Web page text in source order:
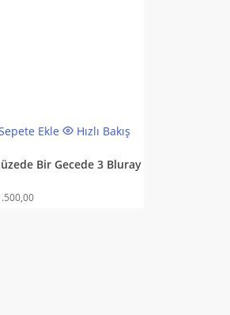
Ekle Hızlı Bakış
Bir Gecede 3 Bluray